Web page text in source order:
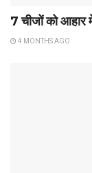
7 चीजों को आहार
4 MONTHS AGO